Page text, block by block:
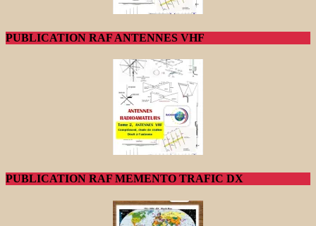
PUBLICATION RAF ANTENNES VHF
PUBLICATION RAF MEMENTO TRAFIC DX